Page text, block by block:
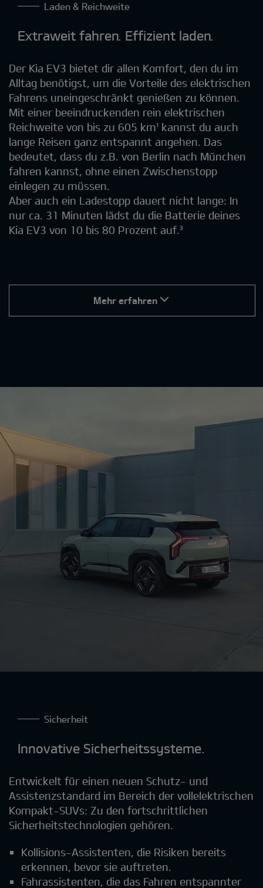
Laden & Reichweite
Extraweit fahren. Effizient laden.
Der Kia EV3 bietet dir allen Komfort, den du im
Alltag benötigst, um die Vorteile des elektrischen
Fahrens uneingeschränkt genießen zu können.
Mit einer beeindruckenden rein elektrischen
Reichweite von bis zu 605 km¹ kannst du auch
lange Reisen ganz entspannt angehen. Das
bedeutet, dass du z.B. von Berlin nach München
fahren kannst, ohne einen Zwischenstopp
einlegen zu müssen.
Aber auch ein Ladestopp dauert nicht lange: In
nur ca. 31 Minuten lädst du die Batterie deines
Kia EV3 von 10 bis 80 Prozent auf.³
Mehr erfahren
Sicherheit
Innovative Sicherheitssysteme.
Entwickelt für einen neuen Schutz- und
Assistenzstandard im Bereich der vollelektrischen
Kompakt-SUVs: Zu den fortschrittlichen
Sicherheitstechnologien gehören.
Kollisions-Assistenten, die Risiken bereits
erkennen, bevor sie auftreten.
Fahrassistenten, die das Fahren entspannter